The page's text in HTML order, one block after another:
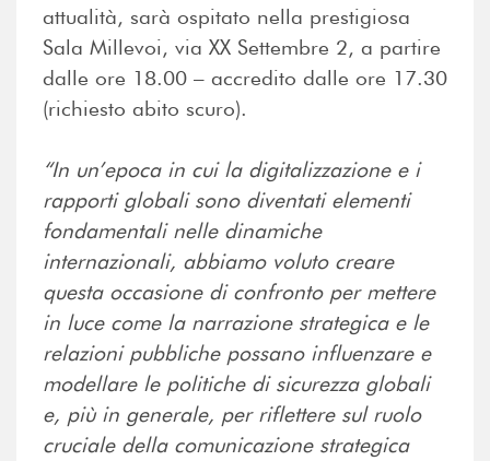
attualità, sarà ospitato nella prestigiosa
Sala Millevoi, via XX Settembre 2, a partire
dalle ore 18.00 – accredito dalle ore 17.30
(richiesto abito scuro).
“In un’epoca in cui la digitalizzazione e i
rapporti globali sono diventati elementi
fondamentali nelle dinamiche
internazionali, abbiamo voluto creare
questa occasione di confronto per mettere
in luce come la narrazione strategica e le
relazioni pubbliche possano influenzare e
modellare le politiche di sicurezza globali
e, più in generale, per riflettere sul ruolo
cruciale della comunicazione strategica